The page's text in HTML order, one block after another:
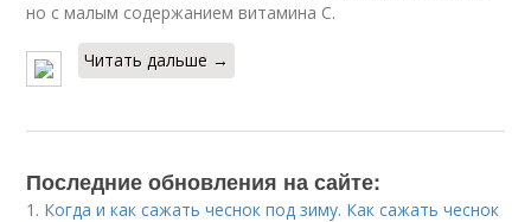
но с малым содержанием витамина С.
Читать дальше →
Последние обновления на сайте:
1. Когда и как сажать чеснок под зиму. Как сажать чеснок